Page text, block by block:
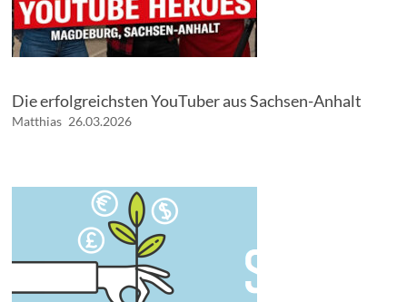
Die erfolgreichsten YouTuber aus Sachsen-Anhalt
Matthias 26.03.2026